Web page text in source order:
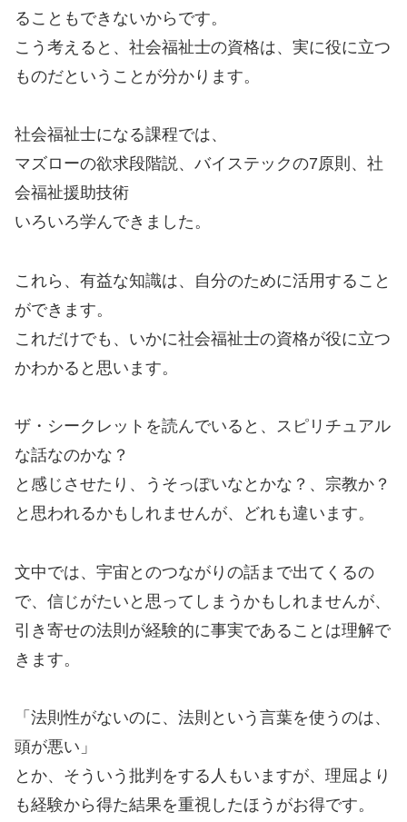
ることもできないからです。
こう考えると、社会福祉士の資格は、実に役に立つ
ものだということが分かります。
社会福祉士になる課程では、
マズローの欲求段階説、バイステックの7原則、社
会福祉援助技術
いろいろ学んできました。
これら、有益な知識は、自分のために活用すること
ができます。
これだけでも、いかに社会福祉士の資格が役に立つ
かわかると思います。
ザ・シークレットを読んでいると、スピリチュアル
な話なのかな？
と感じさせたり、うそっぽいなとかな？、宗教か？
と思われるかもしれませんが、どれも違います。
文中では、宇宙とのつながりの話まで出てくるの
で、信じがたいと思ってしまうかもしれませんが、
引き寄せの法則が経験的に事実であることは理解で
きます。
「法則性がないのに、法則という言葉を使うのは、
頭が悪い」
とか、そういう批判をする人もいますが、理屈より
も経験から得た結果を重視したほうがお得です。